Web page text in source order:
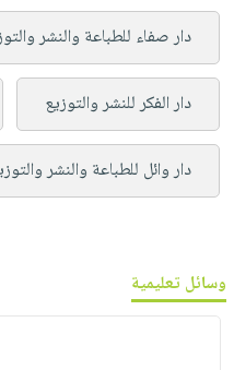
دار صفاء للطباعة والنشر
دار الفكر للنشر والتوزيع
دار وائل للطباعة والنشر
وسائل تعليمية